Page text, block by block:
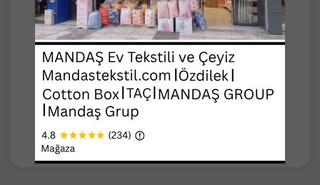
sarmalayacak ve sıcak tutacaktır. Kolay
temizlenebilir yapısı sayesinde uzun süreli
kullanım sağlar.
akrilik ip dayanıklılığı ve yüksek kalitesi, bu
ürünü evinizde vazgeçilmez kılacaktır.
Modern ve şık tasarımı ile her türlü
dekorasyona uyum sağlar. akıllı ip ile kendi
oluşan desen ile Koltuk Şalı, evinize doğallık
ve şıklık katmak için mükemmel bir seçimdir.